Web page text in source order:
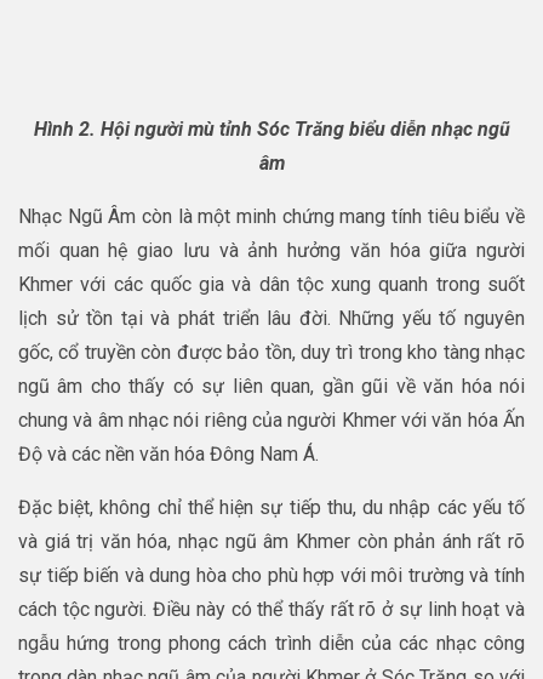
Hình 2. Hội người mù tỉnh Sóc Trăng biểu diễn nhạc ngũ
âm
Nhạc Ngũ Âm còn là một minh chứng mang tính tiêu biểu về
mối quan hệ giao lưu và ảnh hưởng văn hóa giữa người
Khmer với các quốc gia và dân tộc xung quanh trong suốt
lịch sử tồn tại và phát triển lâu đời. Những yếu tố nguyên
gốc, cổ truyền còn được bảo tồn, duy trì trong kho tàng nhạc
ngũ âm cho thấy có sự liên quan, gần gũi về văn hóa nói
chung và âm nhạc nói riêng của người Khmer với văn hóa Ấn
Độ và các nền văn hóa Đông Nam Á.
Đặc biệt, không chỉ thể hiện sự tiếp thu, du nhập các yếu tố
và giá trị văn hóa, nhạc ngũ âm Khmer còn phản ánh rất rõ
sự tiếp biến và dung hòa cho phù hợp với môi trường và tính
cách tộc người. Điều này có thể thấy rất rõ ở sự linh hoạt và
ngẫu hứng trong phong cách trình diễn của các nhạc công